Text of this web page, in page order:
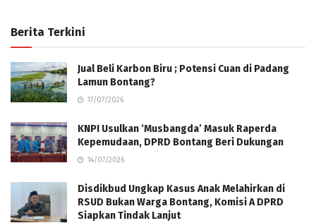
Berita Terkini
Jual Beli Karbon Biru ; Potensi Cuan di Padang
Lamun Bontang?
17/07/2026
KNPI Usulkan ‘Musbangda’ Masuk Raperda
Kepemudaan, DPRD Bontang Beri Dukungan
14/07/2026
Disdikbud Ungkap Kasus Anak Melahirkan di
RSUD Bukan Warga Bontang, Komisi A DPRD
Siapkan Tindak Lanjut